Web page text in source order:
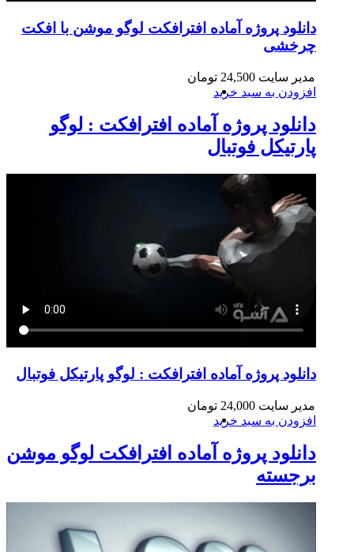
دانلود پروژه آماده افترافکت لوگو موشن با افکت
چرخشی
مدیر سایت 24,500 تومان
افزودن به سبد خرید
دانلود پروژه آماده افترافکت : لوگو
پارتیکل فوتبال
دانلود پروژه آماده افترافکت : لوگو پارتیکل فوتبال
مدیر سایت 24,000 تومان
افزودن به سبد خرید
دانلود پروژه آماده افترافکت لوگو موشن
برجسته